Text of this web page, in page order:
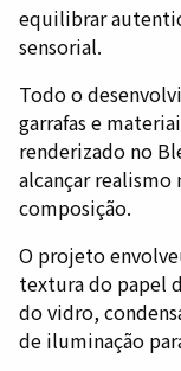
equilibrar
sensorial.
Todo o
garrafas e
renderizado no
alcançar
composição.
O projeto
textura do papel
do vidro,
de iluminação